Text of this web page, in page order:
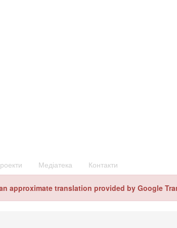
Медіатека Контакти
approximate translation provided by Google